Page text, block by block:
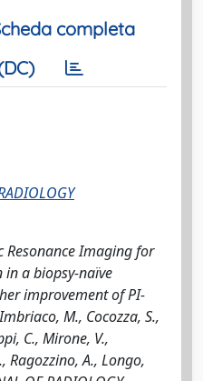
completa
Resonance Imaging for
in a biopsy-naïve
improvement of PI-
M., Cocozza, S.,
C., Mirone, V.,
Ragozzino, A., Longo,